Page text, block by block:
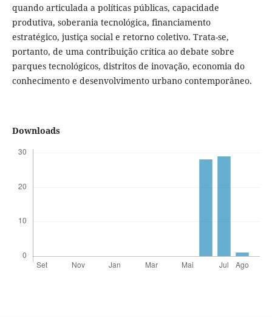
quando articulada a políticas públicas, capacidade
produtiva, soberania tecnológica, financiamento
estratégico, justiça social e retorno coletivo. Trata-se,
portanto, de uma contribuição crítica ao debate sobre
parques tecnológicos, distritos de inovação, economia do
conhecimento e desenvolvimento urbano contemporâneo.
Downloads